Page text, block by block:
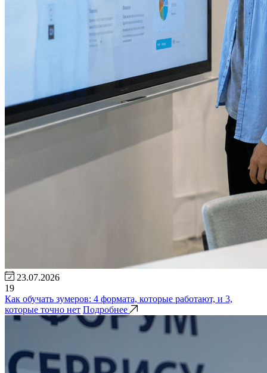
23.07.2026
19
Как обучать зумеров: 4 формата, которые работают, и 3,
которые точно нет Подробнее